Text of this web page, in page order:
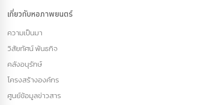
เกี่ยวกับหอภาพยนตร์
ความเป็นมา
วิสัยทัศน์ พันธกิจ
คลังอนุรักษ์
โครงสร้างองค์กร
ศูนย์ข้อมูลข่าวสาร